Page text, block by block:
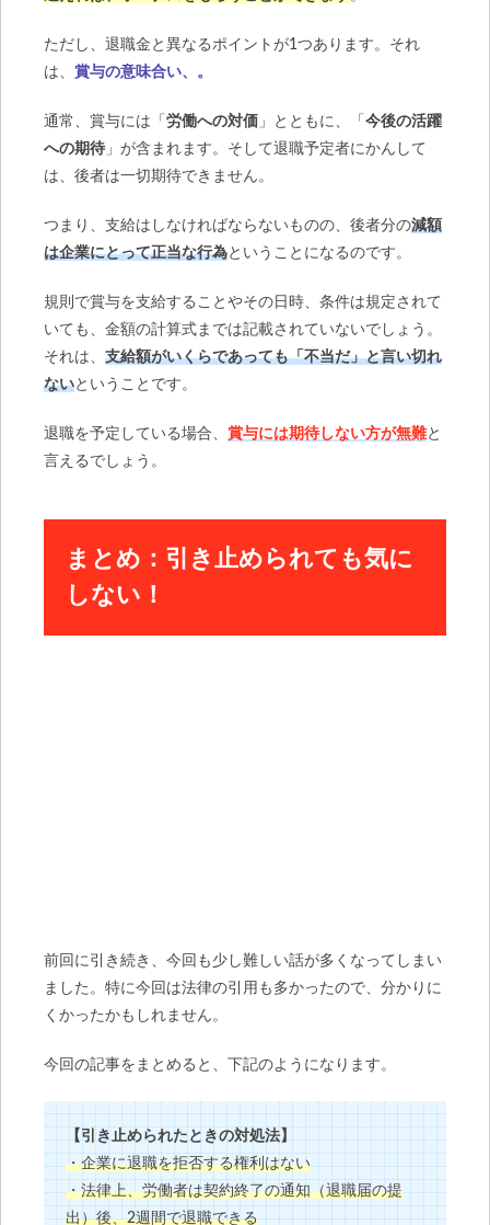
ただし、退職金と異なるポイントが1つあります。それ
は、 賞与の意味合い、。
通常、賞与には「 労働への対価 」とともに、「 今後の活躍
への期待 」が含まれます。そして退職予定者にかんして
は、後者は一切期待できません。
つまり、支給はしなければならないものの、後者分の減額
は企業にとって正当な行為ということになるのです。
規則で賞与を支給することやその日時、条件は規定されて
いても、金額の計算式までは記載されていないでしょう。
それは、 支給額がいくらであっても「不当だ」と言い切れ
ないということです。
退職を予定している場合、 賞与には期待しない方が無難と
言えるでしょう。
まとめ：引き止められても気に
しない！
前回に引き続き、今回も少し難しい話が多くなってしまい
ました。特に今回は法律の引用も多かったので、分かりに
くかったかもしれません。
今回の記事をまとめると、下記のようになります。
【引き止められたときの対処法】
・企業に退職を拒否する権利はない
・法律上、労働者は契約終了の通知（退職届の提
出）後、2週間で退職できる